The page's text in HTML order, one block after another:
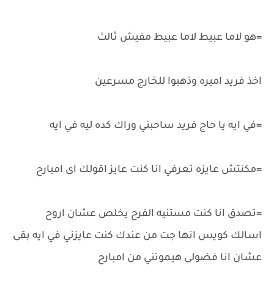
=هو لاما عبيط لاما عبيط مفيش ثالث
اخذ فريد اميره وذهبوا للخارج مسرعين
=في ايه يا حاج فريد ساحبني وراك كده ليه في ايه
=مكنتش عايزه تعرفي انا كنت عايز اقولك اى امبارح
=تصدق انا كنت مستنيه الفرح يخلص عشان اروح
اسالك كويس انها جت من عندك كنت عايزني في ايه بقى
عشان انا فضولى هيموتني من امبارح